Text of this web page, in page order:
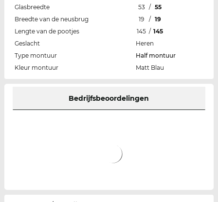
Glasbreedte
53 / 55
Breedte van de neusbrug
19 / 19
Lengte van de pootjes
145 / 145
Geslacht
Heren
Type montuur
Half montuur
Kleur montuur
Matt Blau
Bedrijfsbeoordelingen